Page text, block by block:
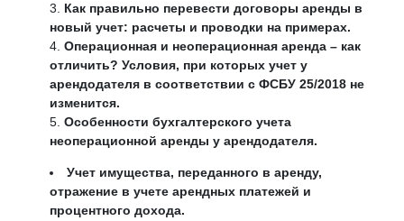
Как правильно перевести договоры аренды в
новый учет: расчеты и проводки на примерах.
Операционная и неоперационная аренда – как
отличить? Условия, при которых учет у
арендодателя в соответствии с ФСБУ 25/2018 не
изменится.
Особенности бухгалтерского учета
неоперационной аренды у арендодателя.
Учет имущества, переданного в аренду,
отражение в учете арендных платежей и
процентного дохода.